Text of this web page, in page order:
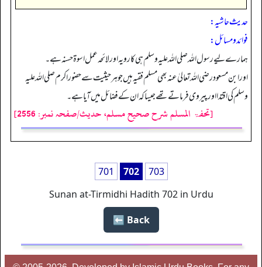
حدیث حاشیہ:
فوائد ومسائل:
ہمارے لیے رسول اللہ صلی اللہ علیہ وسلم ہی کا رویہ اور لائحہ عمل اسوۃ حسنہ ہے۔
اور ابن مسعود رضی اللہ تعالیٰ عنہ بھی مسلم فقیہ ہیں جو ہرحیثیت سے حضور اکرم صلی اللہ علیہ
وسلم کی اقتدا اور پیروی فرماتے تھے جیسا کہ ان کے فضائل میں آیا ہے۔
[تحفۃ المسلم شرح صحیح مسلم، حدیث/صفحہ نمبر: 2556]
701 702
703
Sunan at-Tirmidhi Hadith 702 in Urdu
Back ⬅️